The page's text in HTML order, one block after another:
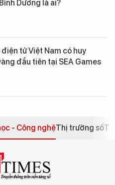
Dương là ai?
tử Việt Nam có huy
đầu tiên tại SEA Games
- Công nghệThị trường số